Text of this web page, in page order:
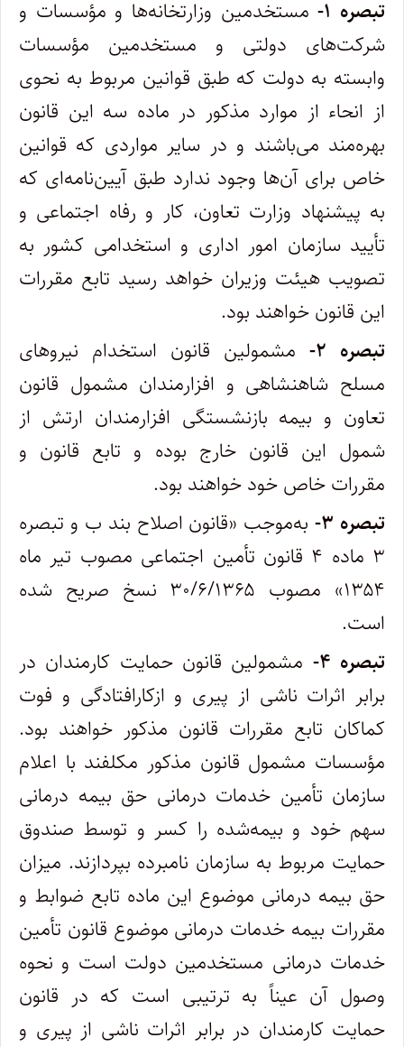
تبصره ۱-
مستخدمین وزارتخانه‌ها و مؤسسات و
شرکت‌های دولتی و مستخدمین مؤسسات
وابسته به دولت که طبق قوانین مربوط به نحوی
از انحاء از موارد مذکور در ماده سه این قانون
بهره‌مند می‌باشند و در سایر مواردی که قوانین
خاص برای آن‌ها وجود ندارد طبق آیین‌نامه‌ای که
به پیشنهاد وزارت تعاون، کار و رفاه اجتماعی و
تأیید سازمان امور اداری و استخدامی کشور به
تصویب هیئت وزیران خواهد رسید تابع مقررات
این قانون خواهند بود.
تبصره ۲-
مشمولین قانون استخدام نیروهای
مسلح شاهنشاهی و افزارمندان مشمول قانون
تعاون و بیمه بازنشستگی افزارمندان ارتش از
شمول این قانون خارج بوده و تابع قانون و
مقررات خاص خود خواهند بود.
تبصره ۳-
به‌موجب «قانون اصلاح بند ب و تبصره
۳ ماده ۴ قانون تأمین اجتماعی مصوب تیر ماه
۱۳۵۴» مصوب ۳۰/۶/۱۳۶۵ نسخ صریح شده
است.
تبصره ۴-
مشمولین قانون حمایت کارمندان در
برابر اثرات ناشی از پیری و ازکارافتادگی و فوت
کماکان تابع مقررات قانون مذکور خواهند بود.
مؤسسات مشمول قانون مذکور مکلفند با اعلام
سازمان تأمین خدمات درمانی حق بیمه درمانی
سهم خود و بیمه‌شده را کسر و توسط صندوق
حمایت مربوط به سازمان نامبرده بپردازند. میزان
حق بیمه درمانی موضوع این ماده تابع ضوابط و
مقررات بیمه خدمات درمانی موضوع قانون تأمین
خدمات درمانی مستخدمین دولت است و نحوه
وصول آن عیناً به ترتیبی است که در قانون
حمایت کارمندان در برابر اثرات ناشی از پیری و